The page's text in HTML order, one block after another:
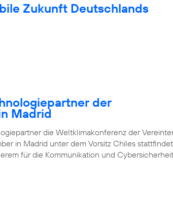
Zukunft Deutschlands
der
Madrid
die Weltklimakonferenz der
in Madrid unter dem Vorsitz Chiles
für die Kommunikation und